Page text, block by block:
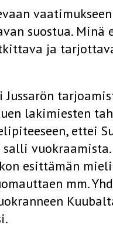
suostua. Minä
ja
Jussarön
lakimiesten
ettei
vuokraamista.
esittämän
mm.